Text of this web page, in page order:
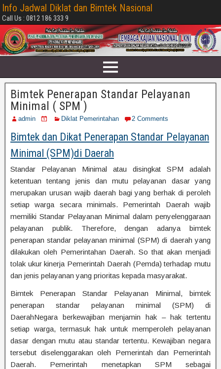
Info Jadwal Diklat dan Bimtek Nasional
Call Us : 0812 186 333 9
Bimtek Penerapan Standar Pelayanan
Minimal ( SPM )
admin Diklat Pemerintahan 2 Comments
Bimtek dan Dikat Penerapan Standar Pelayanan
Minimal (SPM)di Daerah
Standar Pelayanan Minimal atau disingkat SPM adalah
ketentuan tentang jenis dan mutu pelayanan dasar yang
merupakan urusan wajib daerah bagi yang berhak di peroleh
setiap warga secara minimals. Pemerintah Daerah wajib
memiliki Standar Pelayanan Minimal dalam penyelenggaraan
pelayanan publik. Therefore, dengan adanya bimtek
penerapan standar pelayanan minimal (SPM) di daerah yang
dilakukan oleh Pemerintahan Daerah. So that akan menjadi
tolak ukur kinerja Pemerintah Daerah (Pemda) terhadap mutu
dan jenis pelayanan yang prioritas kepada masyarakat.
Bimtek Penerapan Standar Pelayanan Minimal, bimtek
penerapan standar pelayanan minimal (SPM) di
DaerahNegara berkewajiban menjamin hak – hak tertentu
setiap warga, termasuk hak untuk memperoleh pelayanan
dasar dengan mutu atau standar tertentu. Kewajiban negara
tersebut diselenggarakan oleh Pemerintah dan Pemerintah
Daerah. Pemerintah menetapkan SPM sebagai